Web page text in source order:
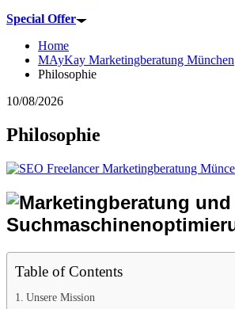
Special Offer
Home
MAyKay Marketingberatung München
Philosophie
10/08/2026
Philosophie
Table of Contents
Unsere Mission